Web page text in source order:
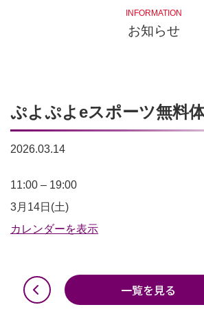
INFORMATION
お知らせ
ぷよぷよeスポーツ無料
2026.03.14
ぷ
よ
ぷ
11:00 – 19:00
3月14日(土)
カレンダーを表示
一覧を見る